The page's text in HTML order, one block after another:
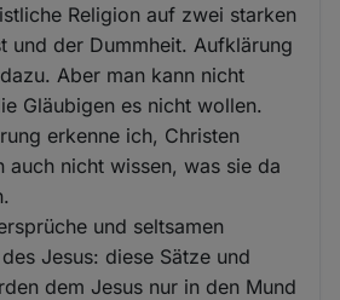
Religion auf zwei starken
und der Dummheit. Aufklärung
Aber man kann nicht
Gläubigen es nicht wollen.
erkenne ich, Christen
auch nicht wissen, was sie da
und seltsamen
Jesus: diese Sätze und
dem Jesus nur in den Mund